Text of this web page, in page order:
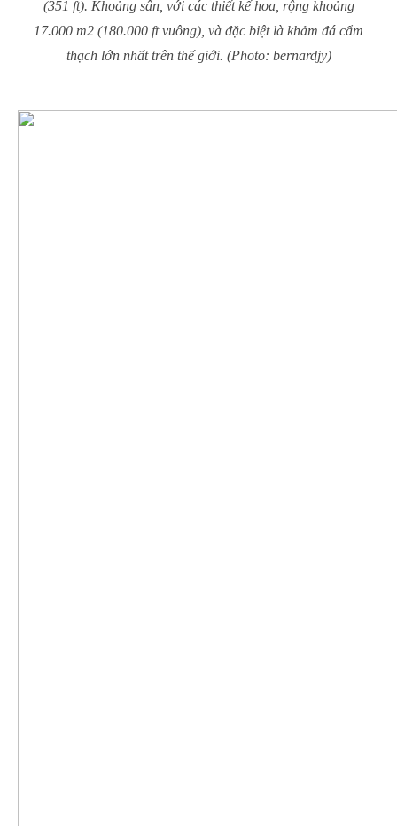
(351 ft). Khoảng sân, với các thiết kế hoa, rộng khoảng
17.000 m2 (180.000 ft vuông), và đặc biệt là khảm đá cẩm
thạch lớn nhất trên thế giới. (Photo: bernardjy)